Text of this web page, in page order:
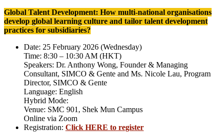
Global Talent Development: How multi-national organisations
develop global learning culture and tailor talent development
practices for subsidiaries?
Date: 25 February 2026 (Wednesday)
Time: 8:30 – 10:30 AM (HKT)
Speakers: Dr. Anthony Wong, Founder & Managing
Consultant, SIMCO & Gente and Ms. Nicole Lau, Program
Director, SIMCO & Gente
Language: English
Hybrid Mode:
Venue: SMC 901, Shek Mun Campus
Online via Zoom
Registration: Click HERE to register